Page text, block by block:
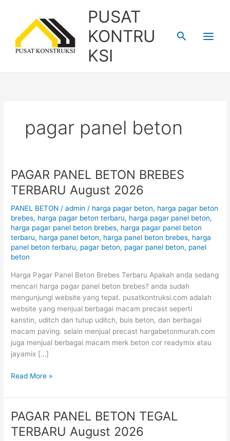
content
PUSAT
KONTRU
KSI
Search
pagar panel beton
PAGAR PANEL BETON BREBES
TERBARU August 2026
PANEL BETON /admin/ harga pagar beton, harga pagar beton
brebes, harga pagar beton terbaru, harga pagar panel beton,
harga pagar panel beton brebes, harga pagar panel beton
terbaru, harga panel beton, harga panel beton brebes, harga
panel beton terbaru, pagar beton, pagar panel beton, panel
beton
Harga Pagar Panel Beton Brebes Terbaru Apakah anda sedang
mencari harga pagar panel beton brebes? anda sudah
mengunjungi website yang tepat. pusatkontruksi.com adalah
website yang menjual berbagai macam precast seperti
kanstin, uditch dan tutup uditch, buis beton, dan berbagai
macam paving. selain menjual precast hargabetonmurah.com
juga menjual berbagai macam merk beton cor readymix atau
jayamix […]
PAGAR
PANEL
BETON
BREBES
TERBARU
August
2026
Read More »
PAGAR PANEL BETON TEGAL
TERBARU August 2026
PAGAR
PANEL
BETON